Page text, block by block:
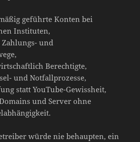
geführte Konten bei
Instituten,
und
Berechtigte,
und Notfallprozesse,
statt YouTube-Gewissheit,
und Server ohne
würde nie behaupten, ein